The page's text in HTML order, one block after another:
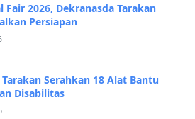
Fair 2026, Dekranasda Tarakan
Persiapan
Serahkan 18 Alat Bantu
Disabilitas